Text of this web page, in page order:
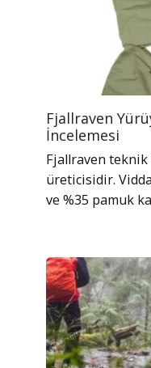
Fjallraven
İncelemesi
Fjallraven teknik
üreticisidir.
ve %35 pamuk